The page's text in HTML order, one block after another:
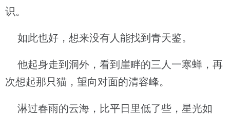
识。
如此也好，想来没有人能找到青天鉴。
他起身走到洞外，看到崖畔的三人一寒蝉，再
次想起那只猫，望向对面的清容峰。
淋过春雨的云海，比平日里低了些，星光如